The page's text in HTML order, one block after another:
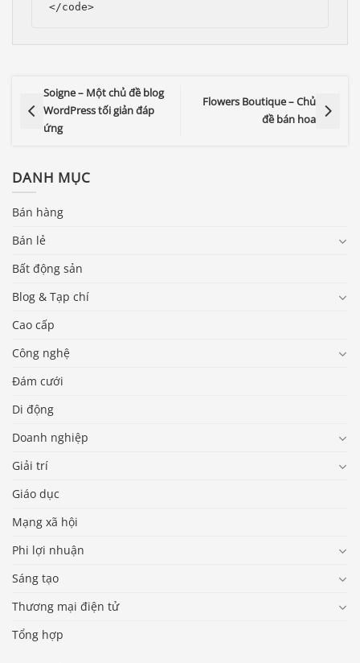
</code>
Soigne – Một chủ đề blog
WordPress tối giản đáp
ứng
Flowers Boutique – Chủ
đề bán hoa
DANH MỤC
Bán hàng
Bán lẻ
Bất động sản
Blog & Tạp chí
Cao cấp
Công nghệ
Đám cưới
Di động
Doanh nghiệp
Giải trí
Giáo dục
Mạng xã hội
Phi lợi nhuận
Sáng tạo
Thương mại điện tử
Tổng hợp